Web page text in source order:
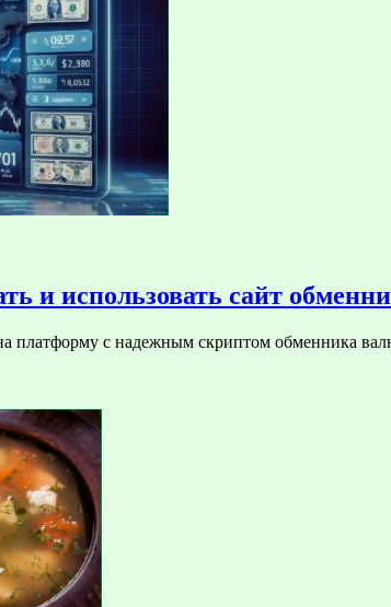
и использовать сайт
платформу с надежным скриптом обменника